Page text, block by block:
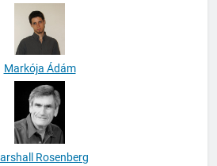
Markója Ádám
Rosenberg